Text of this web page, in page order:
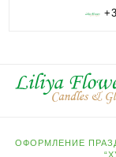
ОФОРМЛЕНИЕ